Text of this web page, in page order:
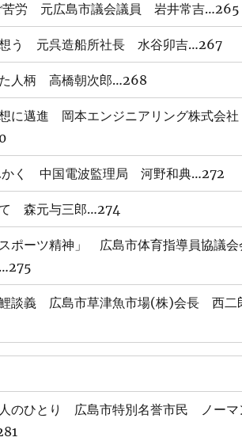
苦労 元広島市議会議員 岩井常吉…265
想う 元呉造船所社長 水谷卯吉…267
た人柄 高橋朝次郎…268
に邁進 岡本エンジニアリング株式会
かく 中国電波監理局 河野和典…272
森元与三郎…274
ポーツ精神」 広島市体育指導員協議会
談義 広島市草津魚市場(株)会長 西
のひとり 広島市特別名誉市民 ノーマ